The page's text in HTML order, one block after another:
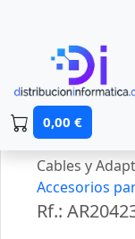
0,00 €
Cables y
Accesorios
Rf.: